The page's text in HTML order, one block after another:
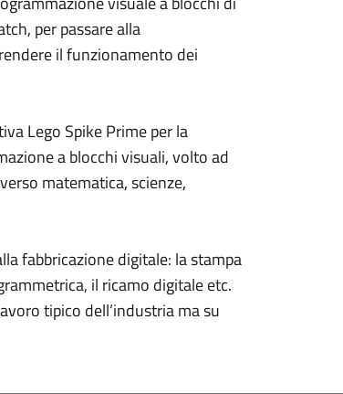
per passare alla
il funzionamento dei
Lego Spike Prime per la
a blocchi visuali, volto ad
matematica, scienze,
fabbricazione digitale: la stampa
il ricamo digitale etc.
tipico dell’industria ma su